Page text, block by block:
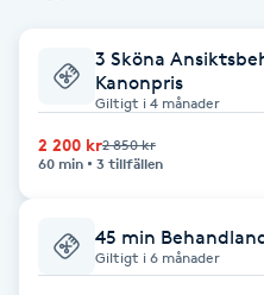
Balayage
Bambumassage
Barber
3 Sköna
Kanonpris
Giltigt i 4 månader
2 200 kr2 850 kr
60 min
3 tillfällen
45 min
Giltigt i 6 månader